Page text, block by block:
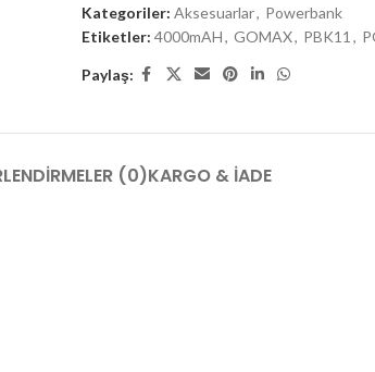
Kategoriler: Aksesuarlar, Powerbank
Etiketler: 4000mAH, GOMAX, PBK11 ,
Paylaş:
(0)KARGO & İADE